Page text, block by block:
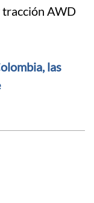
tracción AWD
las